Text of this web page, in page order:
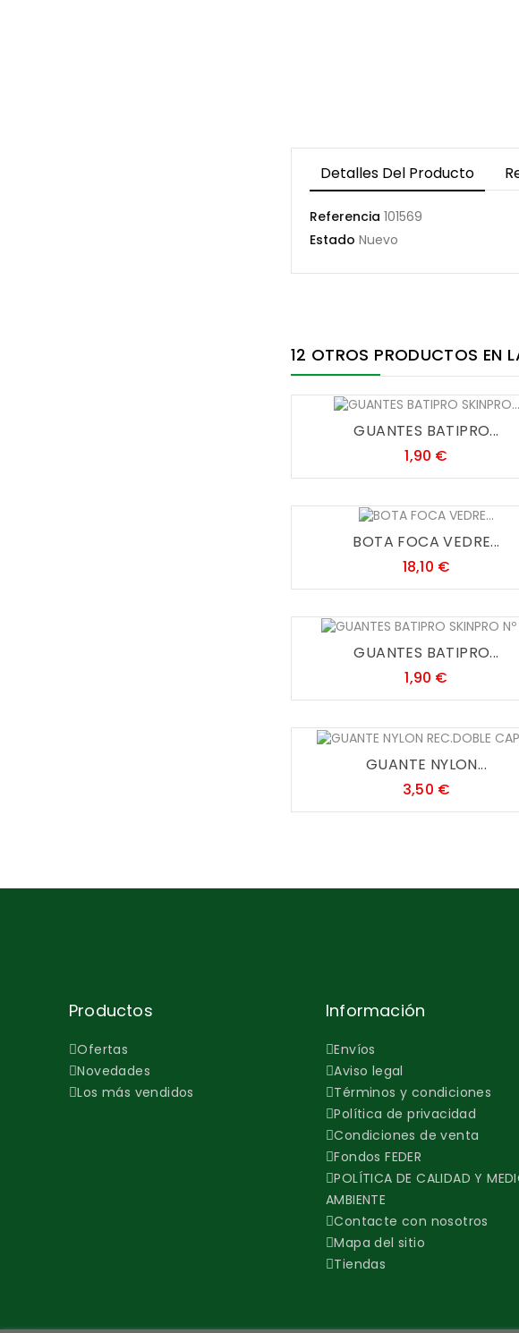
Detalles Del Producto
Referencia 101569
Estado Nuevo
12 OTROS PRODUCTOS EN
GUANTES BATIPRO...
1,90 €
BOTA FOCA VEDRE...
18,10 €
GUANTES BATIPRO...
1,90 €
GUANTE NYLON...
3,50 €
Productos
Ofertas
Novedades
Los más vendidos
Información
Envíos
Aviso legal
Términos y condiciones
Política de privacidad
Condiciones de venta
Fondos FEDER
POLÍTICA DE CALIDAD Y
AMBIENTE
Contacte con nosotros
Mapa del sitio
Tiendas